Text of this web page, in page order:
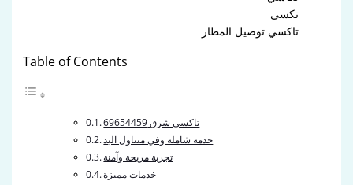
تكسي
تاكسي توصيل المطار
Table of Contents
تاكسي شرق 69654459
خدمة شاملة وفي متناول اليد
تجربة مريحة وآمنة
خدمات مميزة